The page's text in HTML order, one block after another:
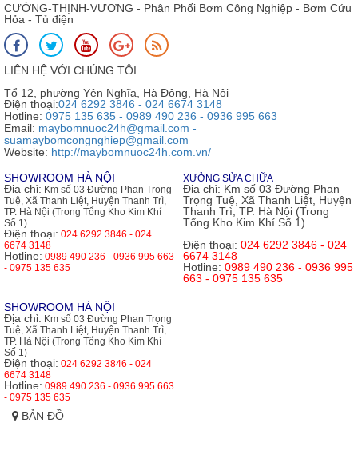
CƯỜNG-THỊNH-VƯƠNG - Phân Phối Bơm Công Nghiệp - Bơm Cứu
Hỏa - Tủ điện
LIÊN HỆ VỚI CHÚNG TÔI
Tổ 12, phường Yên Nghĩa, Hà Đông, Hà Nội
Điện thoại:024 6292 3846 - 024 6674 3148
Hotline: 0975 135 635 - 0989 490 236 - 0936 995 663
Email: maybomnuoc24h@gmail.com -
suamaybomcongnghiep@gmail.com
Website: http://maybomnuoc24h.com.vn/
SHOWROOM HÀ NỘI
Địa chỉ: Km số 03 Đường Phan Trọng
Tuệ, Xã Thanh Liệt, Huyện Thanh Trì,
TP. Hà Nội (Trong Tổng Kho Kim Khí
Số 1)
Điện thoại: 024 6292 3846 - 024
6674 3148
Hotline: 0989 490 236 - 0936 995 663
- 0975 135 635
XƯỞNG SỬA CHỮA
Địa chỉ: Km số 03 Đường Phan
Trọng Tuệ, Xã Thanh Liệt, Huyện
Thanh Trì, TP. Hà Nội (Trong
Tổng Kho Kim Khí Số 1)
Điện thoại: 024 6292 3846 - 024
6674 3148
Hotline: 0989 490 236 - 0936 995
663 - 0975 135 635
SHOWROOM HÀ NỘI
Địa chỉ: Km số 03 Đường Phan Trọng
Tuệ, Xã Thanh Liệt, Huyện Thanh Trì,
TP. Hà Nội (Trong Tổng Kho Kim Khí
Số 1)
Điện thoại: 024 6292 3846 - 024
6674 3148
Hotline: 0989 490 236 - 0936 995 663
- 0975 135 635
BẢN ĐỒ